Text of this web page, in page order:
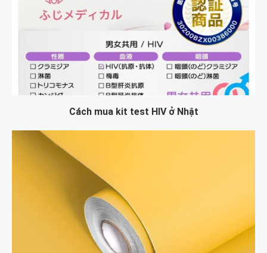
Cách mua kit test HIV ở Nhật